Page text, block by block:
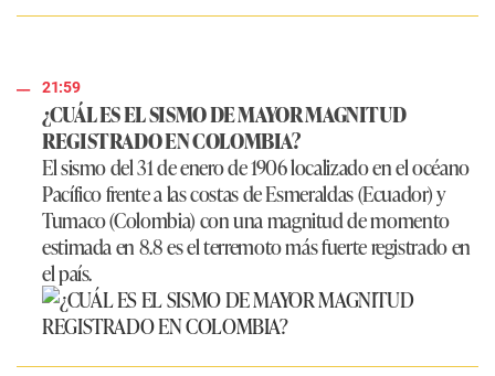
21:59
¿CUÁL ES EL SISMO DE MAYOR MAGNITUD
REGISTRADO EN COLOMBIA?
El sismo del 31 de enero de 1906 localizado en el océano
Pacífico frente a las costas de Esmeraldas (Ecuador) y
Tumaco (Colombia) con una magnitud de momento
estimada en 8.8 es el terremoto más fuerte registrado en
el país.